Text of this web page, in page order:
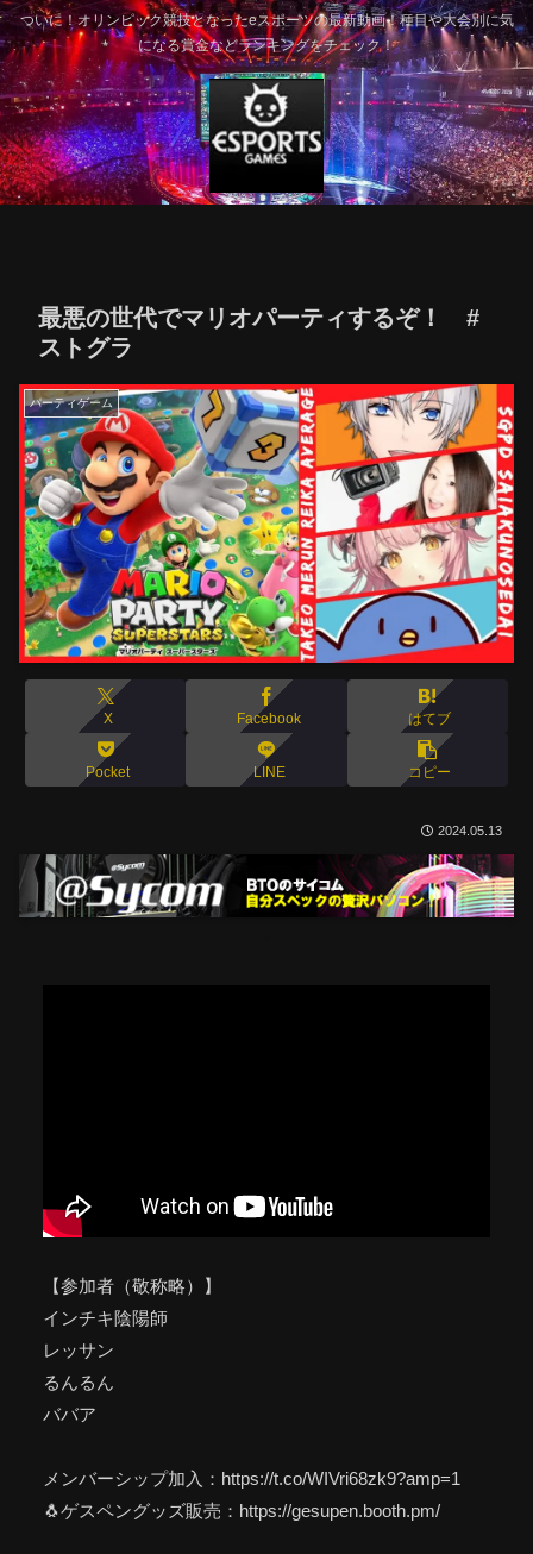
ついに！オリンピック競技となったeスポーツの最新動画！種目や大会別に気
になる賞金などランキングをチェック！
最悪の世代でマリオパーティするぞ！ #
ストグラ
パーティゲーム
X Facebook はてブ
Pocket LINE コピー
2024.05.13
【参加者（敬称略）】
インチキ陰陽師
レッサン
るんるん
ババア
メンバーシップ加入：https://t.co/WIVri68zk9?amp=1
🐧ゲスペングッズ販売：https://gesupen.booth.pm/